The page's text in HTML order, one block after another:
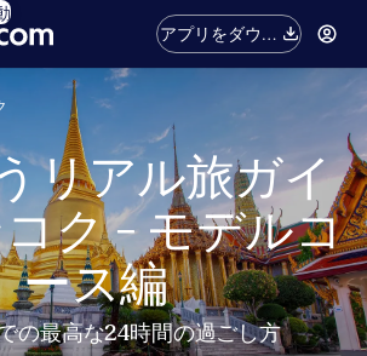
アプリをダウン
ロード
リアル旅ガイ
ク - モデルコ
ース編
の最高な24時間の過ごし方